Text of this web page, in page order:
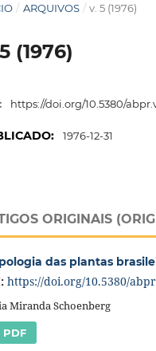
/ ARQUIVOS / v. 5 (1976)
(1976)
https://doi.org/10.5380/
1976-12-31
ORIGINAIS
das plantas
https://doi.org/10.5380/
Miranda Schoenberg
PDF